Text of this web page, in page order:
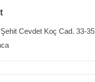
Cevdet Koç Cad. 33-35